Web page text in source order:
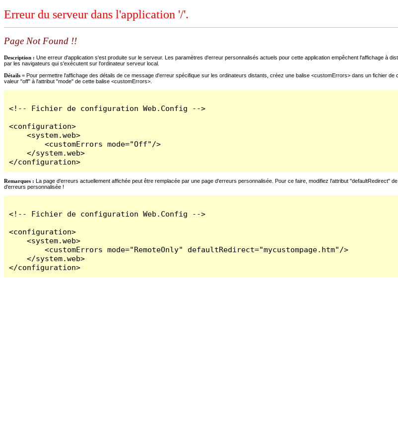
Erreur du serveur dans l'application '/'.
Page Not Found !!
Description : Une erreur d'application s'est produite sur le serveur. Les paramètres d'erreur personnalisés actuels pour cette application empêchent l'affichage à
par les navigateurs qui s'exécutent sur l'ordinateur serveur local.
Détails = Pour permettre l'affichage des détails de ce message d'erreur spécifique sur les ordinateurs distants, créez une balise <customErrors> dans un fichier
valeur "off" à l'attribut "mode" de cette balise <customErrors>.
<!-- Fichier de configuration Web.Config -->
<configuration>
    <system.web>
        <customErrors mode="Off"/>
    </system.web>
</configuration>
Remarques : La page d'erreurs actuellement affichée peut être remplacée par une page d'erreurs personnalisée. Pour ce faire, modifiez l'attribut "defaultRedirect"
d'erreurs personnalisée !
<!-- Fichier de configuration Web.Config -->
<configuration>
    <system.web>
        <customErrors mode="RemoteOnly" defaultRedirect="mycustompage.htm"/>
    </system.web>
</configuration>